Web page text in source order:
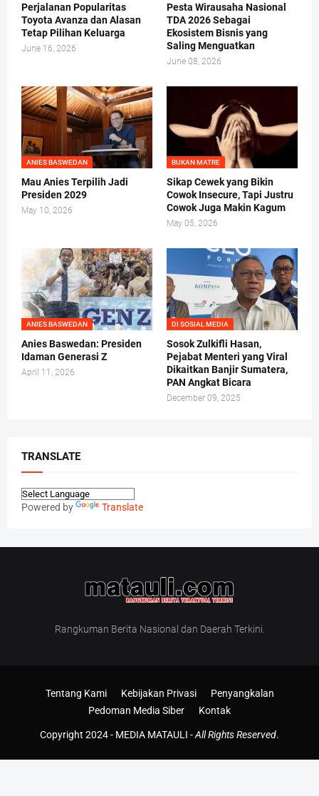
Perjalanan Popularitas
Toyota Avanza dan Alasan
Tetap Pilihan Keluarga
June 16, 2026
Pesta Wirausaha Nasional
TDA 2026 Sebagai
Ekosistem Bisnis yang
Saling Menguatkan
June 08, 2026
ANIES BASWEDAN
Mau Anies Terpilih Jadi
Presiden 2029
May 10, 2026
BUKAN MATRE
Sikap Cewek yang Bikin
Cowok Insecure, Tapi Justru
Cowok Juga Makin Kagum
May 05, 2026
ANIES BASWEDAN
Anies Baswedan: Presiden
Idaman Generasi Z
April 11, 2026
DI SOSIAL MEDIA
Sosok Zulkifli Hasan,
Pejabat Menteri yang Viral
Dikaitkan Banjir Sumatera,
PAN Angkat Bicara
December 09, 2025
TRANSLATE
Powered by Translate
Rangkuman Berita Nasional dan Daerah Terkini.
Copyright 2024 - MEDIA MATAULI -All Rights Reserved.
Tentang Kami Kebijakan Privasi
Penyangkalan
Pedoman Media Siber
Kontak